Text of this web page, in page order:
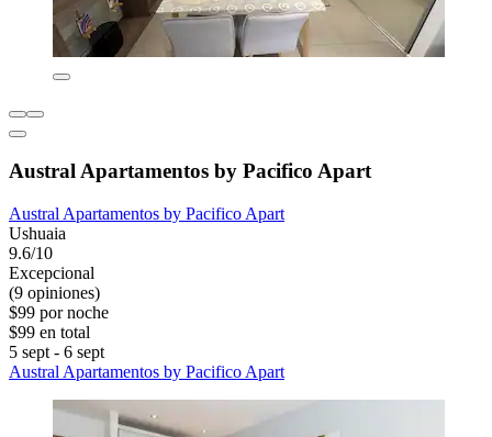
Austral Apartamentos by Pacifico Apart
Austral Apartamentos by Pacifico Apart
Ushuaia
9.6/10
Excepcional
(9 opiniones)
$99 por noche
$99 en total
5 sept - 6 sept
Austral Apartamentos by Pacifico Apart